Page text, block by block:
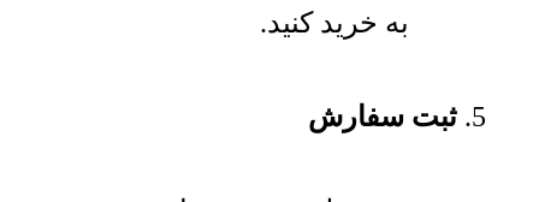
به خرید کنید.
ثبت سفارش